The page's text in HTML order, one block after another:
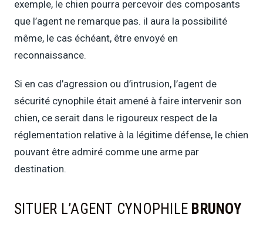
exemple, le chien pourra percevoir des composants
que l’agent ne remarque pas. il aura la possibilité
même, le cas échéant, être envoyé en
reconnaissance.
Si en cas d’agression ou d’intrusion, l’agent de
sécurité cynophile était amené à faire intervenir son
chien, ce serait dans le rigoureux respect de la
réglementation relative à la légitime défense, le chien
pouvant être admiré comme une arme par
destination.
SITUER L’AGENT CYNOPHILE BRUNOY